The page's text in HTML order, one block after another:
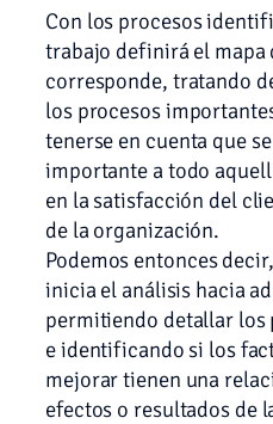
Con los procesos
trabajo definirá el mapa
corresponde, tratando
los procesos
tenerse en cuenta que
importante a todo
en la satisfacción del
de la organización.
Podemos entonces
inicia el análisis hacia
permitiendo detallar los
e identificando si los
mejorar tienen una
efectos o resultados de